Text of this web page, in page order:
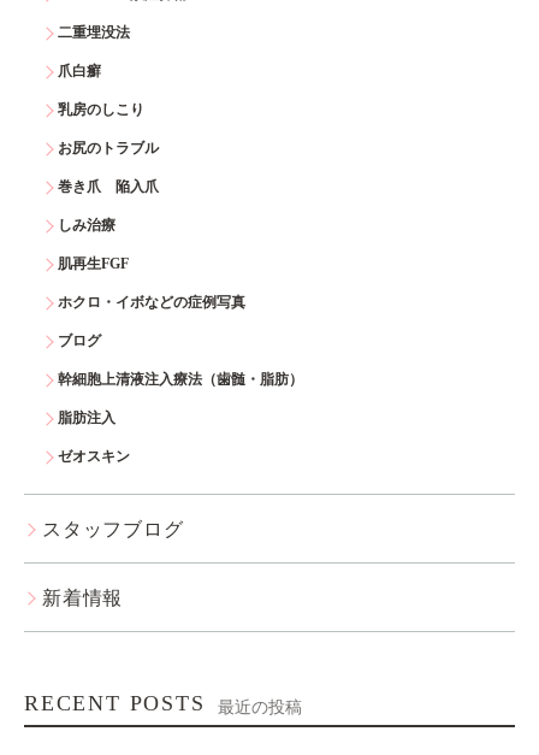
二重埋没法
爪白癬
乳房のしこり
お尻のトラブル
巻き爪 陥入爪
しみ治療
肌再生FGF
ホクロ・イボなどの症例写真
ブログ
幹細胞上清液注入療法（歯髄・脂肪）
脂肪注入
ゼオスキン
スタッフブログ
新着情報
RECENT POSTS 最近の投稿